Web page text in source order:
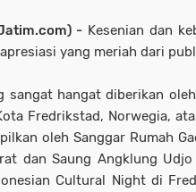
- Kesenian dan
yang meriah dari
sangat hangat diberikan
Fredrikstad, Norwegia,
oleh Sanggar Rumah
dan Saung Angklung
Cultural Night di